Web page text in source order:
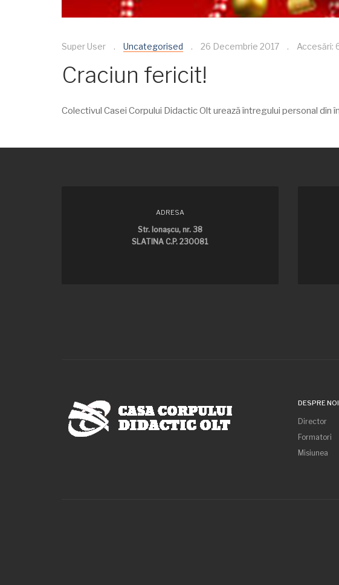
Super User Uncategorised 26 Decembrie 2017 Accesări:
Craciun fericit!
Colectivul Casei Corpului Didactic Olt urează întregului personal din
ADRESA
Str. Ionaşcu, nr. 38
SLATINA C.P. 230081
DESPRE NOI
Director
Formatori
Misiunea